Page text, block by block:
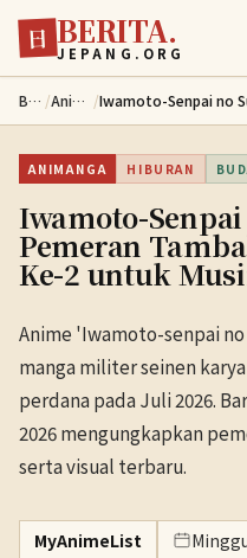
Lewati ke konten utama
日 BERITA.
JEPANG.ORG
Berita / Animanga /
ANIMANGA HIBURAN
Iwamoto-
Pemeran
Ke-2 untuk
Anime 'Iwamoto-senpai
manga militer seinen
perdana pada Juli 2026.
2026 mengungkapkan
serta visual terbaru.
MyAnimeList